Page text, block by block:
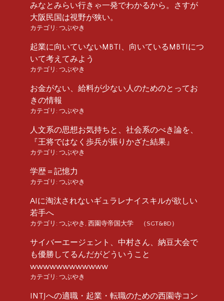
みなとみらい行きゃ一発でわかるから。さすが
大阪民国は視野が狭い。
カテゴリ: つぶやき
起業に向いていないMBTI、向いているMBTIにつ
いて考えてみよう
カテゴリ: つぶやき
お金がない、給料が少ない人のためのとってお
きの情報
カテゴリ: つぶやき
人文系の思想お気持ちと、社会系のべき論を、
『王将ではなく歩兵が振りかざた結果』
カテゴリ: つぶやき
学歴＝記憶力
カテゴリ: つぶやき
AIに淘汰されないギュラレナイスキルが欲しい
若手へ
カテゴリ: つぶやき , 西園寺帝国大学 （SGT&BD）
サイバーエージェント、中村さん、納豆大会で
も優勝してるんだがどういうこと
wwwwwwwwwwww
カテゴリ: つぶやき
INTJへの適職・起業・転職のための西園寺コン